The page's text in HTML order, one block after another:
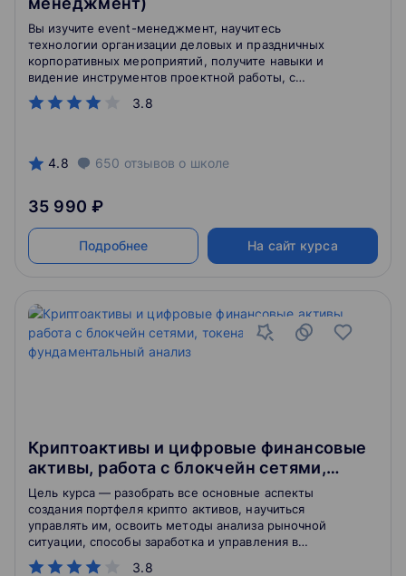
3.8
Вы изучите event-менеджмент, научитесь
технологии организации деловых и праздничных
корпоративных мероприятий, получите навыки и
видение инструментов проектной работы, с
помощью которых теория event-менеджмента
может быть успешно применима в практике.
4.8 650 отзывов о школе
35 990 ₽
Подробнее На сайт курса
Криптоактивы и цифровые финансовые
активы, работа с блокчейн сетями,
токенами и фундаментальный анализ
3.8
Цель курса — разобрать все основные аспекты
создания портфеля крипто активов, научиться
управлять им, освоить методы анализа рыночной
ситуации, способы заработка и управления в
блокчейн-сетях.